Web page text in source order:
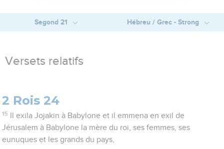
Segond 21 Hébreu / Grec - Strong
Versets relatifs
2 Rois 24
15
Il exila Jojakin à Babylone et il emmena en exil de
Jérusalem à Babylone la mère du roi, ses femmes, ses
eunuques et les grands du pays,